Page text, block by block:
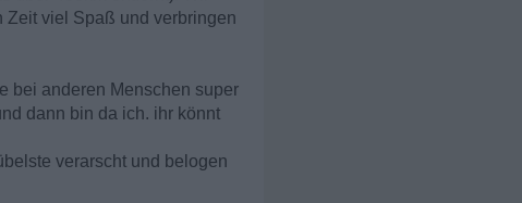
Zeit viel Spaß und verbringen
bei anderen Menschen super
dann bin da ich. ihr könnt
verarscht und belogen